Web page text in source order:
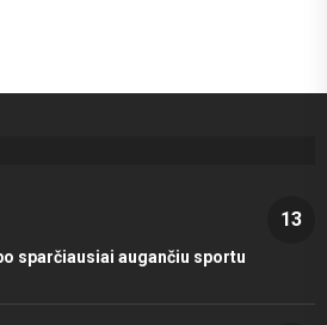
13
sparčiausiai augančiu sportu